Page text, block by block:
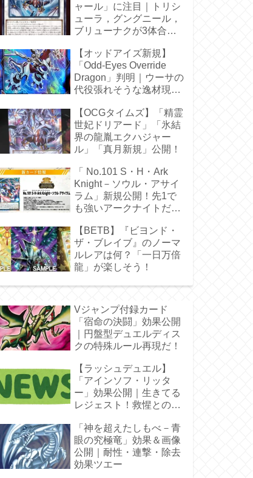
ャール」に注目｜トリシ
ューラ，グングニール，
ブリューナクが3体合
【オッドアイズ新規】
「Odd-Eyes Override
Dragon」判明｜ウーサの
代役張れそうな逸材現
【OCGタイムズ】「精霊
世妃ドリアード」「氷結
界の龍胤エクハジャー
ル」「真月新規」公開！
「 No.101 S・H・Ark
Knight－ソウル・アサイ
ラム」新規公開！先1で
も強いアークナイトだ
【BETB】『ビヨンド・
ザ・ブレイブ』のノーマ
ルレアは何？「一日万倍
龍」が楽しそう！
Vジャンプ付録カード
「宿命の決闘」効果公開
｜円盤型デュエルディス
クの特殊ルール再現だ！
【ラッシュデュエル】
「アインソフ・リッタ
ー」効果公開｜生きてる
レジェスト！救惺との相
「神を超えたしもべ－青
眼の究極竜」効果＆画像
公開｜耐性・連撃・除去
効果ツエー